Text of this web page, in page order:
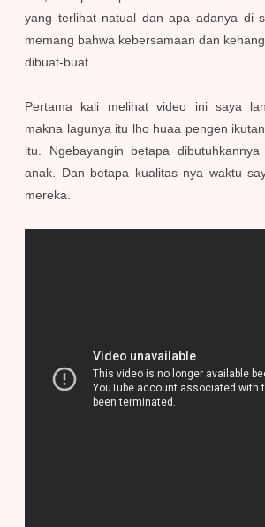
yang terlihat natual dan apa adanya di
memang bahwa kebersamaan dan
dibuat-buat.
Pertama kali melihat video ini saya
makna lagunya itu lho huaa pengen
itu. Ngebayangin betapa
anak. Dan betapa kualitas nya waktu
mereka.